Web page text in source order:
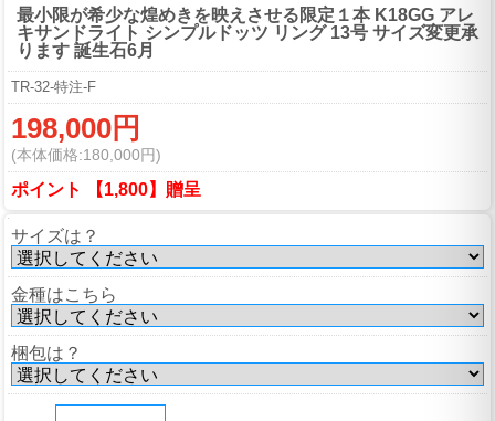
最小限が希少な煌めきを映えさせる限定１本 K18GG アレ
キサンドライト シンプルドッツ リング 13号 サイズ変更承
ります 誕生石6月
TR-32-特注-F
198,000円
(本体価格:180,000円)
ポイント 【1,800】贈呈
サイズは？
金種はこちら
梱包は？